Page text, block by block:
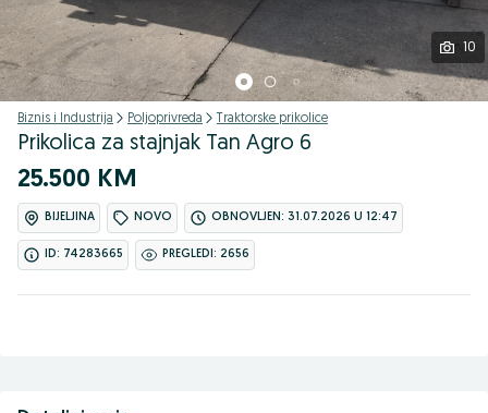
10
Biznis i Industrija Poljoprivreda Traktorske prikolice
Prikolica za stajnjak Tan Agro 6
25.500 KM
BIJELJINA NOVO OBNOVLJEN: 31.07.2026 U 12:47
ID: 74283665 PREGLEDI: 2656